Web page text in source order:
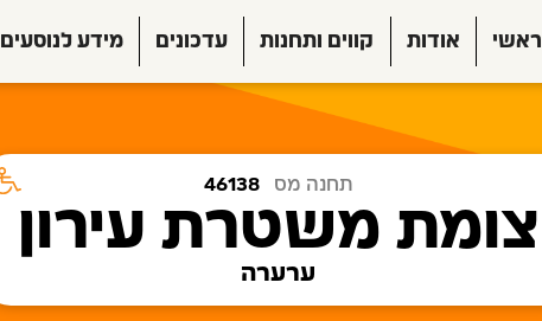
ראשי אודות קווים ותחנות עדכונים מידע לנוסעים
תחנה מס 46138
צומת משטרת עירון
ערערה